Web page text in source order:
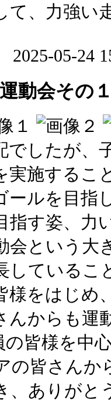
て、力強い
2025-05-24
動会その
したが、
実施するこ
ールを目指
指す姿、力
会という大
しているこ
をはじめ
んからも運
の皆様を中
の皆さんか
、ありがと